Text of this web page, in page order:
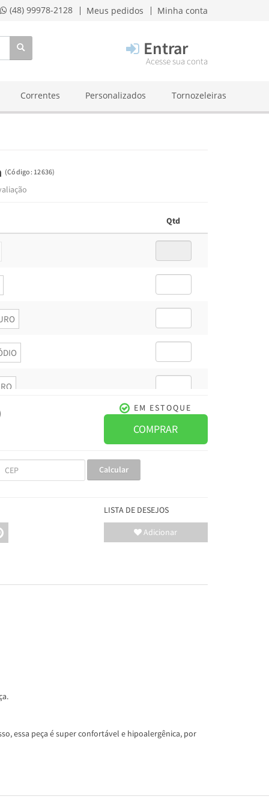
(48) 99978-2128 Meus pedidos Minha conta
Entrar
Acesse sua conta
Correntes Personalizados Tornozeleiras
(Código: 12636)
Qtd
EM ESTOQUE
COMPRAR
Calcular
LISTA DE DESEJOS
Adicionar
essa peça é super confortável e hipoalergênica, por